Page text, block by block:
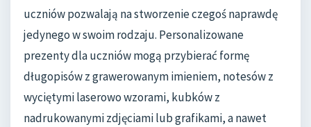
uczniów pozwalają na stworzenie czegoś naprawdę
jedynego w swoim rodzaju. Personalizowane
prezenty dla uczniów mogą przybierać formę
długopisów z grawerowanym imieniem, notesów z
wyciętymi laserowo wzorami, kubków z
nadrukowanymi zdjęciami lub grafikami, a nawet